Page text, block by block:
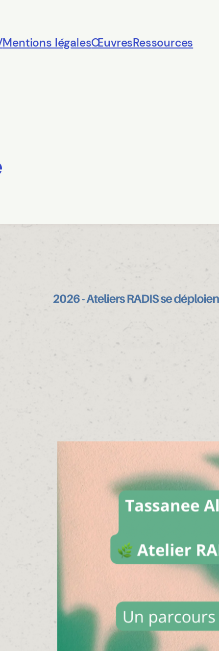
Mentions légalesŒuvresRessources